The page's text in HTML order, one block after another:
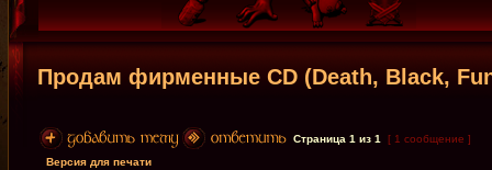
Продам фирменные CD (Death, Black,
Страница 1 из 1
[ 1 сообщение ]
Версия для печати